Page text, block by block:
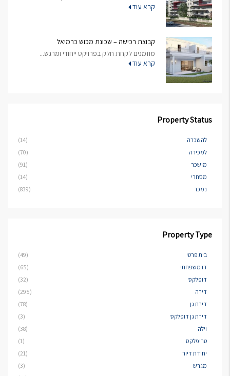
קרא עוד
קבוצת רכישה – שכונת מכוש כרמיאל
מוזמנים לקחת חלק בפרויקט ייחודי ומרגש...
קרא עוד
Property Status
להשכרה
(14)
למכירה
(70)
מושכר
(91)
מסחרי
(14)
נמכר
(839)
Property Type
בית פרטי
(49)
דו משפחתי
(65)
דופלקס
(32)
דירה
(295)
דירת גן
(78)
דירת גן דופלקס
(3)
וילה
(38)
טריפלקס
(1)
יחידת דיור
(21)
מגרש
(3)